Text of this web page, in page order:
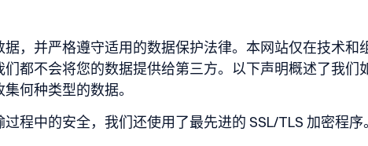
，并严格遵守适用的数据保护法律。本网站仅在技术和
都不会将您的数据提供给第三方。以下声明概述了我们
何种类型的数据。
程中的安全，我们还使用了最先进的 SSL/TLS 加密程序